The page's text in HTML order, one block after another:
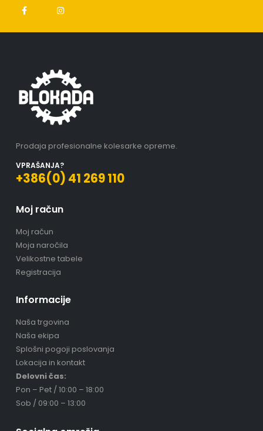
Prodaja profesionalne kolesarke opreme.
VPRAŠANJA?
+386(0) 41 269 110
Moj račun
Moj račun
Moja naročila
Velikostne tabele
Registracija
Informacije
Naša trgovina
Naša ekipa
Splošni pogoji poslovanja
Lokacija in kontakt
Delovni čas:
Pon – Pet / 10:00 – 18:00
Sob / 09:00 – 13:00